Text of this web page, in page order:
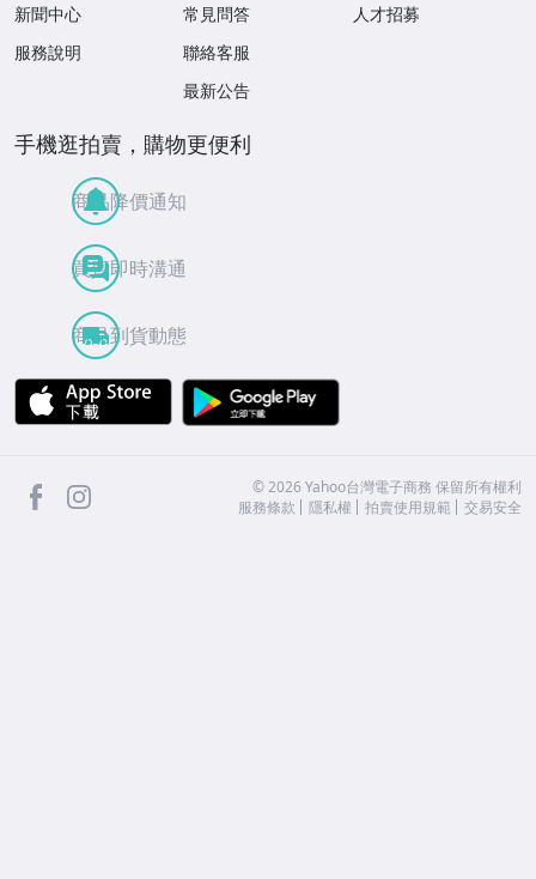
新聞中心
服務說明
常見問答
聯絡客服
最新公告
人才招募
手機逛拍賣，購物更便利
商品降價通知
買賣即時溝通
商品到貨動態
APP Store
facebook ©2026 Yahoo台灣電子商務 保留所有權利
服務條款
隱私權 拍賣使用規範 交易安全